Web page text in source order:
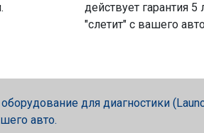
действует гарантия 5
"слетит" с вашего
для диагностики
авто.